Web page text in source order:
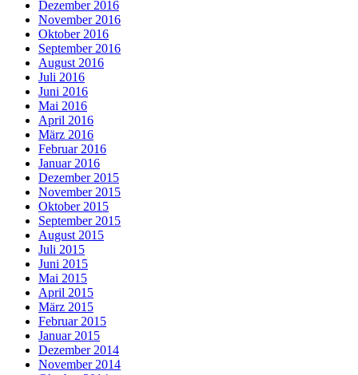
Dezember 2016
November 2016
Oktober 2016
September 2016
August 2016
Juli 2016
Juni 2016
Mai 2016
April 2016
März 2016
Februar 2016
Januar 2016
Dezember 2015
November 2015
Oktober 2015
September 2015
August 2015
Juli 2015
Juni 2015
Mai 2015
April 2015
März 2015
Februar 2015
Januar 2015
Dezember 2014
November 2014